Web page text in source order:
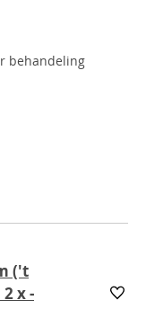
behandeling
('t
2x-